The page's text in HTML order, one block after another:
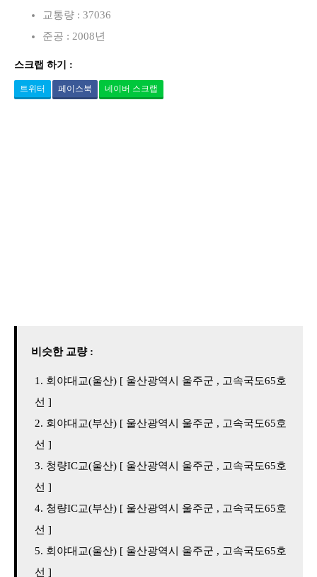
교통량 : 37036
준공 : 2008년
스크랩 하기 :
트위터 페이스북 네이버 스크랩
비슷한 교량 :
회야대교(울산) [ 울산광역시 울주군 , 고속국도65호
선 ]
회야대교(부산) [ 울산광역시 울주군 , 고속국도65호
선 ]
청량IC교(울산) [ 울산광역시 울주군 , 고속국도65호
선 ]
청량IC교(부산) [ 울산광역시 울주군 , 고속국도65호
선 ]
회야대교(울산) [ 울산광역시 울주군 , 고속국도65호
선 ]